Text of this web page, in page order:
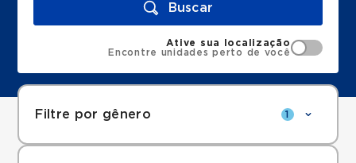
Buscar
Ative sua localização
Encontre unidades perto de você
Filtre por gênero 1